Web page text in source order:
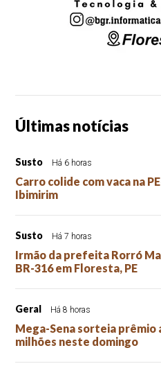
Últimas notícias
Susto Há 6 horas
Carro colide com vaca na
Ibimirim
Susto Há 7 horas
Irmão da prefeita Rorró
BR-316 em Floresta, PE
Geral Há 8 horas
Mega-Sena sorteia prêmio
milhões neste domingo